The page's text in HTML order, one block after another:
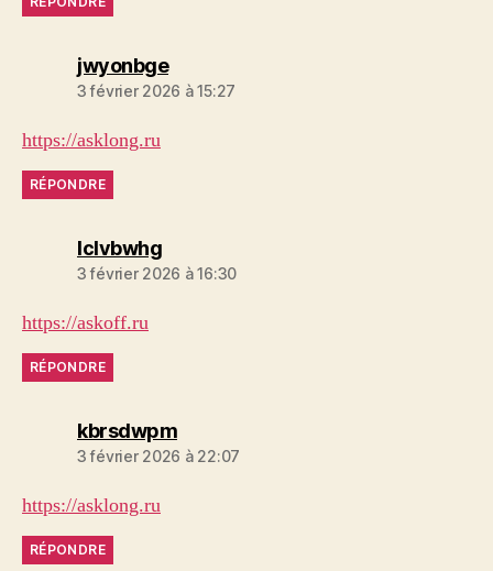
jwyonbgedit :
3 février 2026 à 15:27
https://asklong.ru
RÉPONDRE
lclvbwhgdit :
3 février 2026 à 16:30
https://askoff.ru
RÉPONDRE
kbrsdwpmdit :
3 février 2026 à 22:07
https://asklong.ru
RÉPONDRE